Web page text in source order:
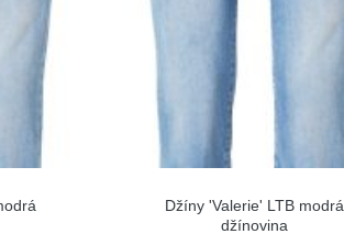
Džíny 'Valerie' LTB modrá
džínovina